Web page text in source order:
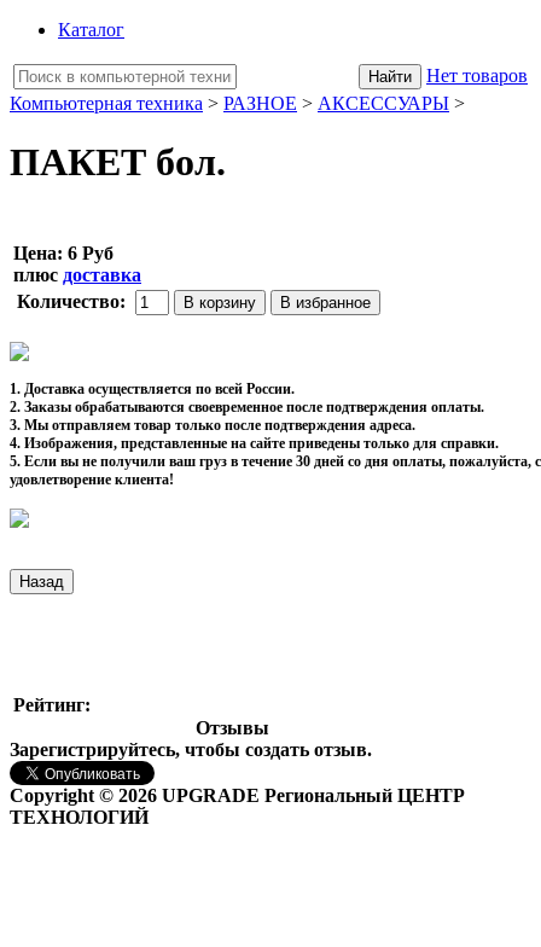
Каталог
Нет товаров
Компьютерная техника > РАЗНОЕ > АКСЕССУАРЫ >
ПАКЕТ бол.
Цена: 6 Руб
плюс доставка
Количество:
1. Доставка осуществляется по всей России.
2. Заказы обрабатываются своевременное после подтверждения оплаты.
3. Мы отправляем товар только после подтверждения адреса.
4. Изображения, представленные на сайте приведены только для справки.
5. Если вы не получили ваш груз в течение 30 дней со дня оплаты,
удовлетворение клиента!
Рейтинг:
Отзывы
Зарегистрируйтесь, чтобы создать отзыв.
Copyright © 2026 UPGRADE Региональный ЦЕНТР
ТЕХНОЛОГИЙ